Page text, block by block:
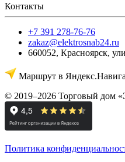
Контакты
+7 391 278-76-76
zakaz@elektrosnab24.ru
660052, Красноярск,
Маршрут в
© 2019–2026 Торговый дом
Политика